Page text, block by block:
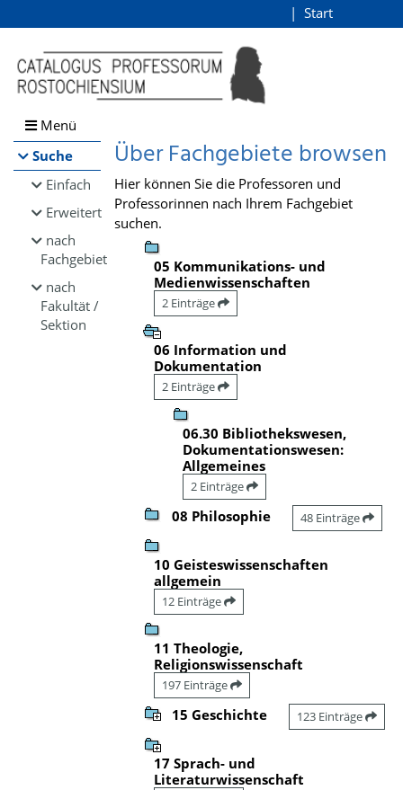
Browsen
direkt zum Inhalt
Start
Menü
Suche
Einfach
Erweitert
nach
Fachgebiet
nach
Fakultät /
Sektion
Über Fachgebiete browsen
Hier können Sie die Professoren und
Professorinnen nach Ihrem Fachgebiet
suchen.
05 Kommunikations- und
Medienwissenschaften
2 Einträge
06 Information und
Dokumentation
2 Einträge
06.30 Bibliothekswesen,
Dokumentationswesen:
Allgemeines
2 Einträge
08 Philosophie 48 Einträge
10 Geisteswissenschaften
allgemein
12 Einträge
11 Theologie,
Religionswissenschaft
197 Einträge
15 Geschichte 123 Einträge
17 Sprach- und
Literaturwissenschaft